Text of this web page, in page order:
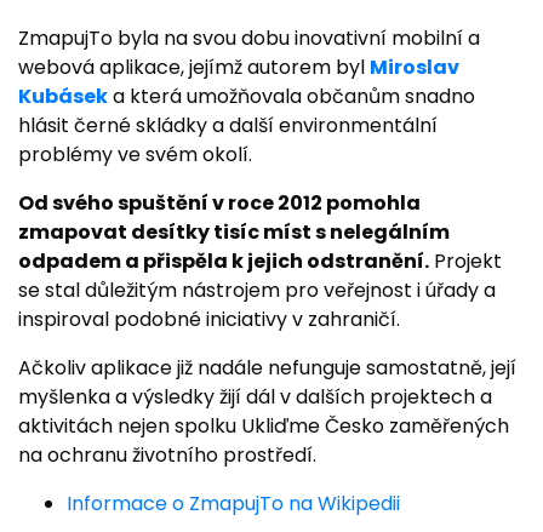
ZmapujTo byla na svou dobu inovativní mobilní a
webová aplikace, jejímž autorem byl Miroslav
Kubáseka která umožňovala občanům snadno
hlásit černé skládky a další environmentální
problémy ve svém okolí.
Od svého spuštění v roce 2012 pomohla
zmapovat desítky tisíc míst s nelegálním
odpadem a přispěla k jejich odstranění. Projekt
se stal důležitým nástrojem pro veřejnost i úřady a
inspiroval podobné iniciativy v zahraničí.
Ačkoliv aplikace již nadále nefunguje samostatně, její
myšlenka a výsledky žijí dál v dalších projektech a
aktivitách nejen spolku Ukliďme Česko zaměřených
na ochranu životního prostředí.
Informace o ZmapujTo na Wikipedii